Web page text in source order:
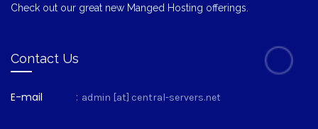
Check out our great new Manged Hosting offerings.
Contact Us
E-mail : admin [at] central-servers.net